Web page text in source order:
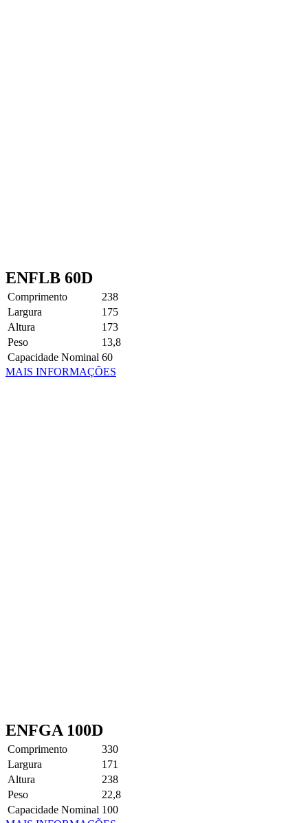
ENFLB 60D
Comprimento
238
Largura
175
Altura
173
Peso
13,8
Capacidade Nominal 60
MAIS INFORMAÇÕES
ENFGA 100D
Comprimento
330
Largura
171
Altura
238
Peso
22,8
Capacidade Nominal 100